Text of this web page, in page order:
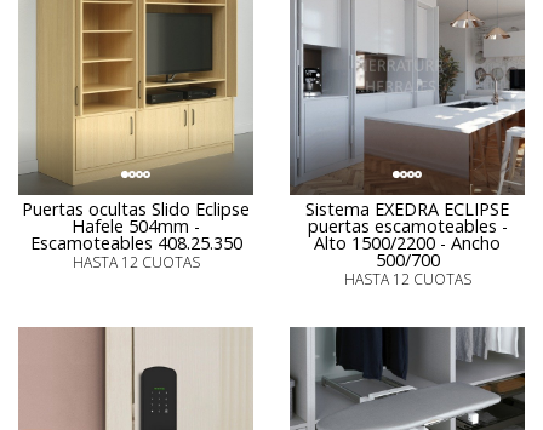
Puertas ocultas Slido Eclipse
Hafele 504mm -
Escamoteables 408.25.350
HASTA 12 CUOTAS
Sistema EXEDRA ECLIPSE
puertas escamoteables -
Alto 1500/2200 - Ancho
500/700
HASTA 12 CUOTAS